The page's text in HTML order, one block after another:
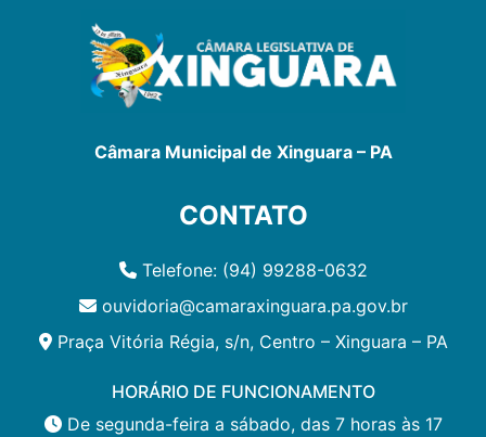
Câmara Municipal de Xinguara – PA
CONTATO
Telefone: (94) 99288-0632
ouvidoria@camaraxinguara.pa.gov.br
Praça Vitória Régia, s/n, Centro – Xinguara – PA
HORÁRIO DE FUNCIONAMENTO
De segunda-feira a sábado, das 7 horas às 17